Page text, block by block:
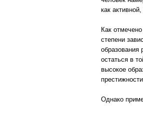
как
Как
степени
образования
остаться в
высокое
Однако